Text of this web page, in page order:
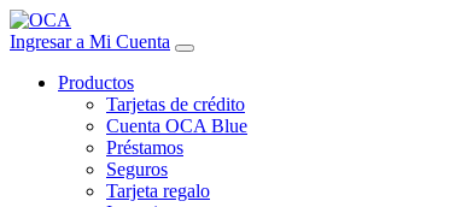
Ingresar a Mi Cuenta
Productos
Tarjetas de crédito
Cuenta OCA Blue
Préstamos
Seguros
Tarjeta regalo